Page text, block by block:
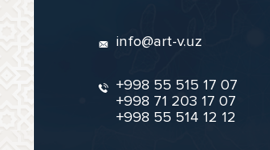
info@art-v.uz
+998 55 515 17 07
+998 71 203 17 07
+998 55 514 12 12